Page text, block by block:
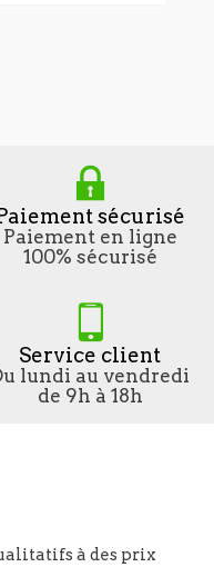
sécurisé
Paiement en ligne
100% sécurisé
Service client
lundi au vendredi
de 9h à 18h
à des prix